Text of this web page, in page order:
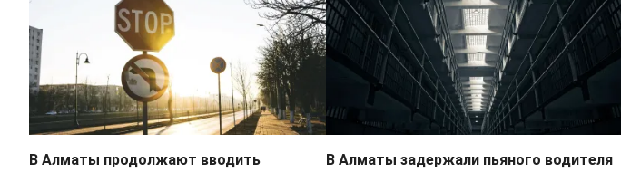
В Алматы продолжают вводить
В Алматы задержали пьяного водителя